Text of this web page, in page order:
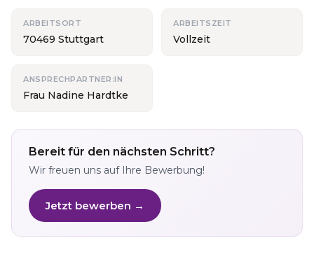
ARBEITSORT
70469 Stuttgart
ARBEITSZEIT
Vollzeit
ANSPRECHPARTNER:IN
Frau Nadine Hardtke
Bereit für den nächsten Schritt?
Wir freuen uns auf Ihre Bewerbung!
Jetzt bewerben →